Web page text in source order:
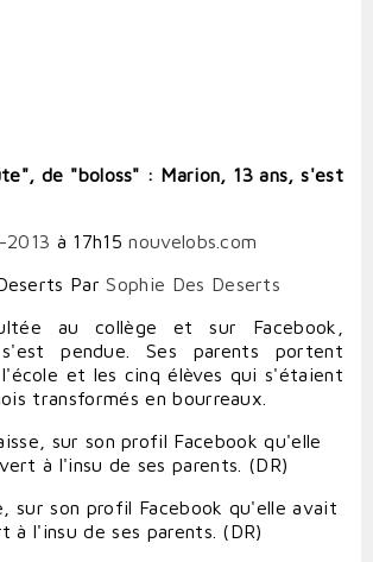
de "boloss" : Marion, 13 ans, s'est
2013 à 17h15nouvelobs.com
ParSophie Des Deserts
au collège et sur Facebook,
s'est pendue. Ses parents portent
et les cinq élèves qui s'étaient
transformés en bourreaux.
sur son profil Facebook qu'elle avait
à l'insu de ses parents. (DR)